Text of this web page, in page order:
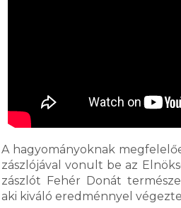
A hagyományoknak
zászlójával vonult be az
zászlót Fehér Donát
aki kiváló eredménnyel